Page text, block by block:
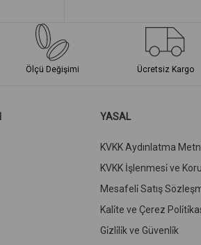
Ölçü Değişimi Ücretsiz Kargo
YASAL
KVKK Aydınlatma
KVKK İşlenmesi̇ ve
Mesafeli̇ Satış
Kali̇te ve Çerez
Gi̇zli̇li̇k ve Güvenli̇k